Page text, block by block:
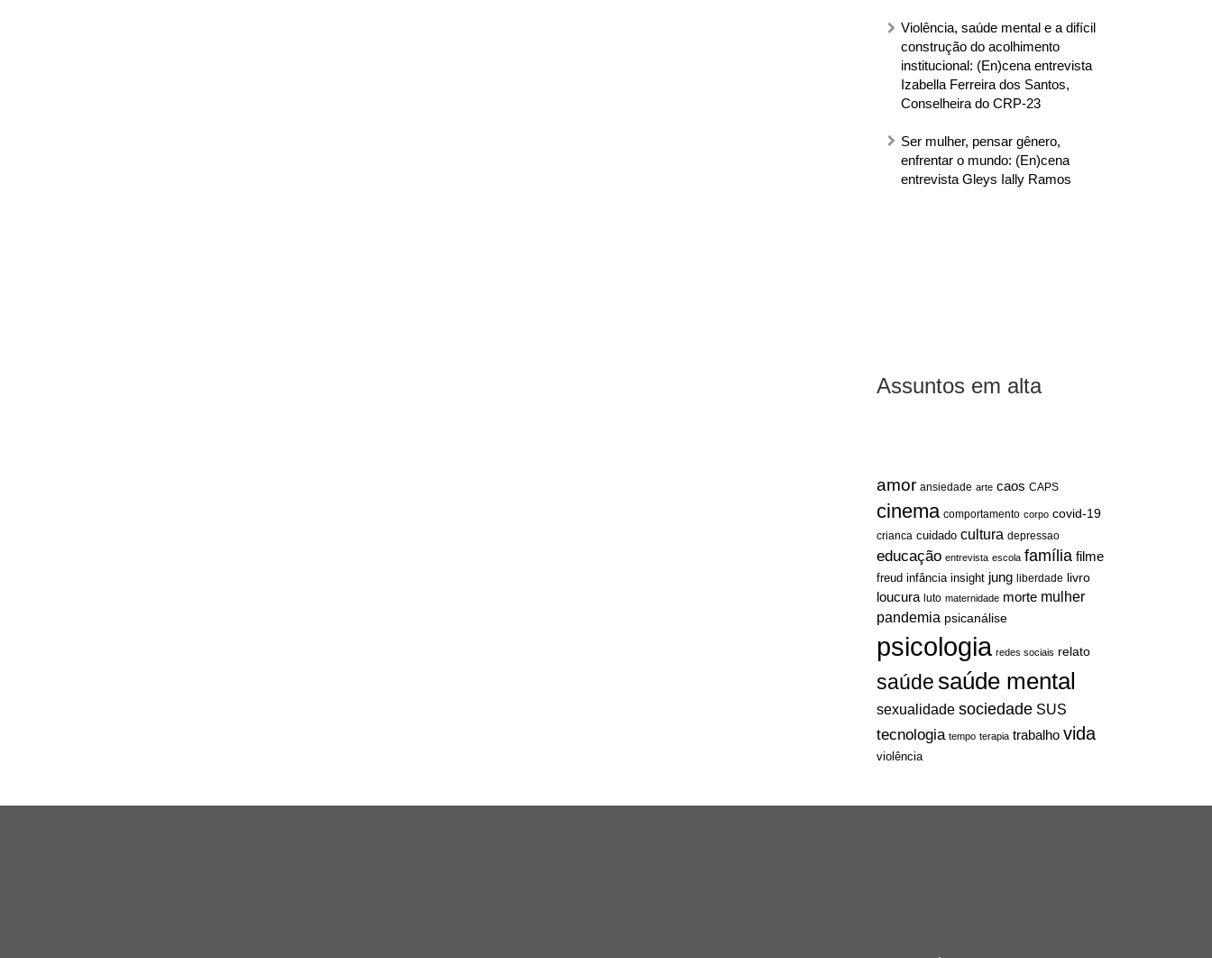
Violência, saúde mental e a difícil
construção do acolhimento
institucional: (En)cena entrevista
Izabella Ferreira dos Santos,
Conselheira do CRP-23
Ser mulher, pensar gênero,
enfrentar o mundo: (En)cena
entrevista Gleys Ially Ramos
Assuntos em alta
amor ansiedade arte caos CAPS
cinema comportamento corpo covid-19
crianca cuidado cultura depressao
educação entrevista escola família filme
freud infância insight jung liberdade livro
loucura luto maternidade morte mulher
pandemia psicanálise
psicologia redes sociais relato
saúdesaúde mental
sexualidade sociedade SUS
tecnologia tempo terapia trabalho vida
violência